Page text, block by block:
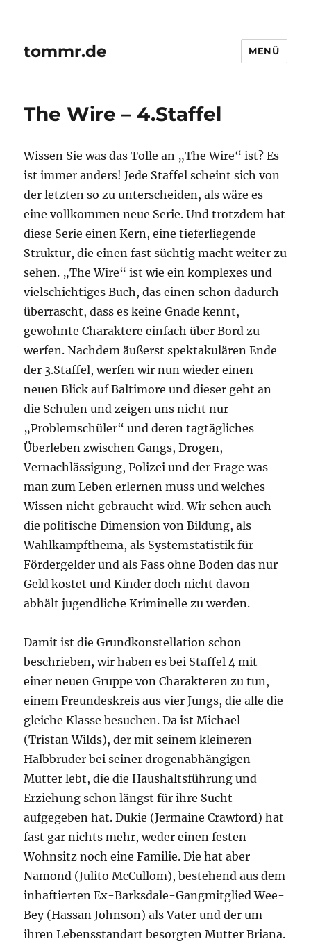
tommr.de MENÜ
The Wire – 4.Staffel
Wissen Sie was das Tolle an „The Wire“ ist? Es
ist immer anders! Jede Staffel scheint sich von
der letzten so zu unterscheiden, als wäre es
eine vollkommen neue Serie. Und trotzdem hat
diese Serie einen Kern, eine tieferliegende
Struktur, die einen fast süchtig macht weiter zu
sehen. „The Wire“ ist wie ein komplexes und
vielschichtiges Buch, das einen schon dadurch
überrascht, dass es keine Gnade kennt,
gewohnte Charaktere einfach über Bord zu
werfen. Nachdem äußerst spektakulären Ende
der 3.Staffel, werfen wir nun wieder einen
neuen Blick auf Baltimore und dieser geht an
die Schulen und zeigen uns nicht nur
„Problemschüler“ und deren tagtägliches
Überleben zwischen Gangs, Drogen,
Vernachlässigung, Polizei und der Frage was
man zum Leben erlernen muss und welches
Wissen nicht gebraucht wird. Wir sehen auch
die politische Dimension von Bildung, als
Wahlkampfthema, als Systemstatistik für
Fördergelder und als Fass ohne Boden das nur
Geld kostet und Kinder doch nicht davon
abhält jugendliche Kriminelle zu werden.
Damit ist die Grundkonstellation schon
beschrieben, wir haben es bei Staffel 4 mit
einer neuen Gruppe von Charakteren zu tun,
einem Freundeskreis aus vier Jungs, die alle die
gleiche Klasse besuchen. Da ist Michael
(Tristan Wilds), der mit seinem kleineren
Halbbruder bei seiner drogenabhängigen
Mutter lebt, die die Haushaltsführung und
Erziehung schon längst für ihre Sucht
aufgegeben hat. Dukie (Jermaine Crawford) hat
fast gar nichts mehr, weder einen festen
Wohnsitz noch eine Familie. Die hat aber
Namond (Julito McCullom), bestehend aus dem
inhaftierten Ex-Barksdale-Gangmitglied Wee-
Bey (Hassan Johnson) als Vater und der um
ihren Lebensstandart besorgten Mutter Briana.